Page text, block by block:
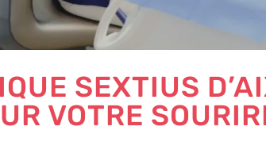
SEXTIUS
VOTRE